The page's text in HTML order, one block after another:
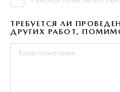
ТРЕБУЕТСЯ ЛИ
ДРУГИХ РАБОТ,